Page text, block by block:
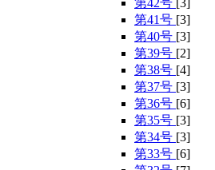
第42号 [3]
第41号 [3]
第40号 [3]
第39号 [2]
第38号 [4]
第37号 [3]
第36号 [6]
第35号 [3]
第34号 [3]
第33号 [6]